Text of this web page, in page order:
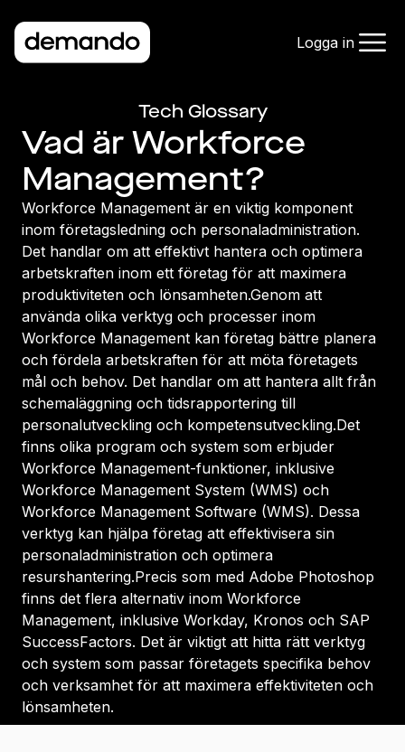
Logga in
Tech Glossary
Vad är Workforce
Management?
Workforce Management är en viktig komponent
inom företagsledning och personaladministration.
Det handlar om att effektivt hantera och optimera
arbetskraften inom ett företag för att maximera
produktiviteten och lönsamheten.Genom att
använda olika verktyg och processer inom
Workforce Management kan företag bättre planera
och fördela arbetskraften för att möta företagets
mål och behov. Det handlar om att hantera allt från
schemaläggning och tidsrapportering till
personalutveckling och kompetensutveckling.Det
finns olika program och system som erbjuder
Workforce Management-funktioner, inklusive
Workforce Management System (WMS) och
Workforce Management Software (WMS). Dessa
verktyg kan hjälpa företag att effektivisera sin
personaladministration och optimera
resurshantering.Precis som med Adobe Photoshop
finns det flera alternativ inom Workforce
Management, inklusive Workday, Kronos och SAP
SuccessFactors. Det är viktigt att hitta rätt verktyg
och system som passar företagets specifika behov
och verksamhet för att maximera effektiviteten och
lönsamheten.